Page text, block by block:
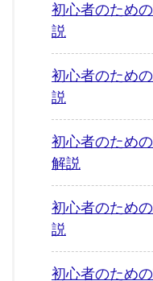
初心者のため
説
初心者のため
説
初心者のため
解説
初心者のため
説
初心者のため